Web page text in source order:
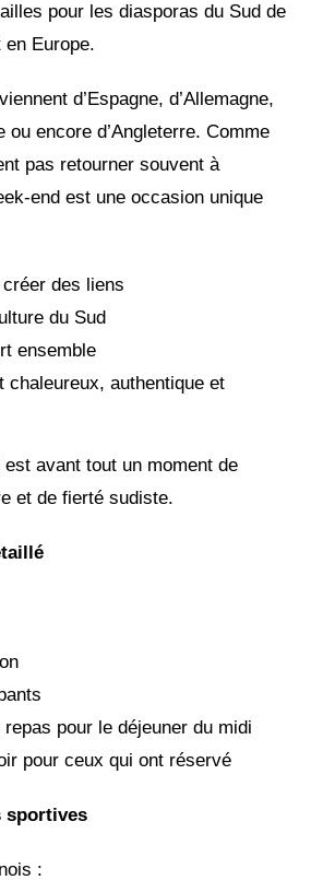
pour les diasporas du Sud de
en Europe.
d’Espagne, d’Allemagne,
ou encore d’Angleterre. Comme
pas retourner souvent à
est une occasion unique
des liens
du Sud
ensemble
chaleureux, authentique et
avant tout un moment de
et de fierté sudiste.
pour le déjeuner du midi
pour ceux qui ont réservé
sportives
: